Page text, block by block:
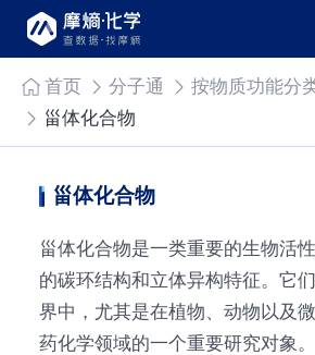
首页 分子通 按物质功能分
甾体化合物
甾体化合物
甾体化合物是一类重要的生物活
的碳环结构和立体异构特征。它
界中，尤其是在植物、动物以及
药化学领域的一个重要研究对象。